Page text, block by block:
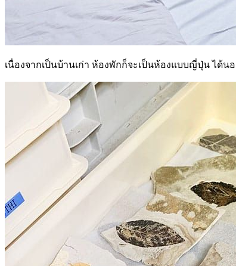
เนื่องจากเป็นบ้านเก่า ห้องพักก็จะเป็นห้องแบบญี่ปุ่น ไ